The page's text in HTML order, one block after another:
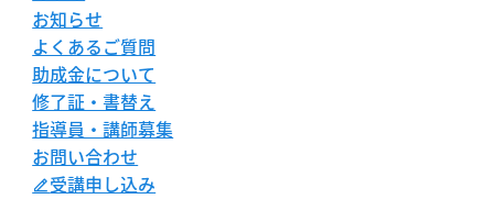
お知らせ
よくあるご質問
助成金について
修了証・書替え
指導員・講師募集
お問い合わせ
受講申し込み